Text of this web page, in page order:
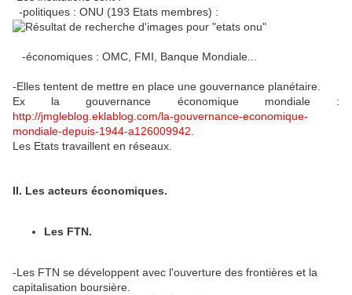
-politiques : ONU (193 Etats membres) :
-économiques : OMC, FMI, Banque Mondiale...
-Elles tentent de mettre en place une gouvernance planétaire.
Ex la gouvernance économique mondiale :
http://jmgleblog.eklablog.com/la-gouvernance-economique-
mondiale-depuis-1944-a126009942
Les Etats travaillent en réseaux.
II. Les acteurs économiques.
Les FTN.
-Les FTN se développent avec l'ouverture des frontières et la
capitalisation boursière.